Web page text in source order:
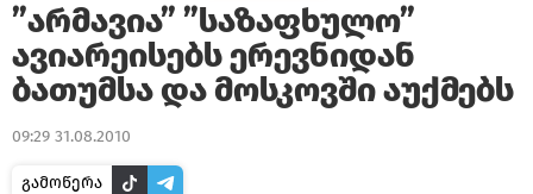
”არმავია” ”საზაფხულო”
ავიარეისებს ერევნიდან
ბათუმსა და მოსკოვში აუქმებს
09:29 31.08.2010
გამოწერა